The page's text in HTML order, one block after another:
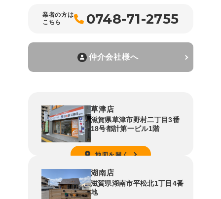
業者の方は
こちら
0748-71-2755
仲介会社様へ
草津店
滋賀県草津市野村二丁目3番
18号都計第一ビル1階
地図を開く
湖南店
滋賀県湖南市平松北1丁目4番
地